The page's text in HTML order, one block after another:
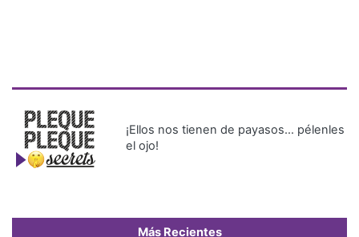
¡Ellos nos tienen de payasos… pélenles
el ojo!
Más Recientes